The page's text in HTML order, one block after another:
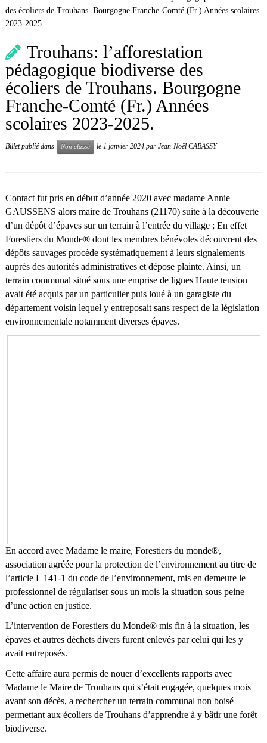
des écoliers de Trouhans. Bourgogne Franche-Comté (Fr.) Années scolaires
2023-2025.
Trouhans: l’afforestation
pédagogique biodiverse des
écoliers de Trouhans. Bourgogne
Franche-Comté (Fr.) Années
scolaires 2023-2025.
Billet publié dans Non classé le 1 janvier 2024 par Jean-Noël CABASSY
Contact fut pris en début d’année 2020 avec madame Annie
GAUSSENS alors maire de Trouhans (21170) suite à la découverte
d’un dépôt d’épaves sur un terrain à l’entrée du village ; En effet
Forestiers du Monde® dont les membres bénévoles découvrent des
dépôts sauvages procède systématiquement à leurs signalements
auprès des autorités administratives et dépose plainte. Ainsi, un
terrain communal situé sous une emprise de lignes Haute tension
avait été acquis par un particulier puis loué à un garagiste du
département voisin lequel y entreposait sans respect de la législation
environnementale notamment diverses épaves.
En accord avec Madame le maire, Forestiers du monde®,
association agréée pour la protection de l’environnement au titre de
l’article L 141-1 du code de l’environnement, mis en demeure le
professionnel de régulariser sous un mois la situation sous peine
d’une action en justice.
L’intervention de Forestiers du Monde® mis fin à la situation, les
épaves et autres déchets divers furent enlevés par celui qui les y
avait entreposés.
Cette affaire aura permis de nouer d’excellents rapports avec
Madame le Maire de Trouhans qui s’était engagée, quelques mois
avant son décès, a rechercher un terrain communal non boisé
permettant aux écoliers de Trouhans d’apprendre à y bâtir une forêt
biodiverse.